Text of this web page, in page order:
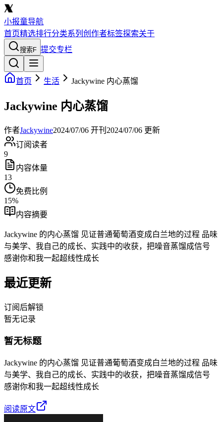
小报童导航
首页精选排行分类系列 创作者标签探索关于
搜索F 提交专栏
首页 生活 Jackywine 内心蒸馏
Jackywine 内心蒸馏
作者Jackywine2024/07/06 开刊 2024/07/06 更新
订阅读者
9
内容体量
13
免费比例
15%
内容摘要
Jackywine 的内心蒸馏 见证普通葡萄酒变成白兰地的过程 品味
与美学、我自己的成长、实践中的收获，把噪音蒸馏成信号
感谢你和我一起超线性成长
最近更新
订阅后解锁
暂无记录
暂无标题
Jackywine 的内心蒸馏 见证普通葡萄酒变成白兰地的过程 品味
与美学、我自己的成长、实践中的收获，把噪音蒸馏成信号
感谢你和我一起超线性成长
阅读原文